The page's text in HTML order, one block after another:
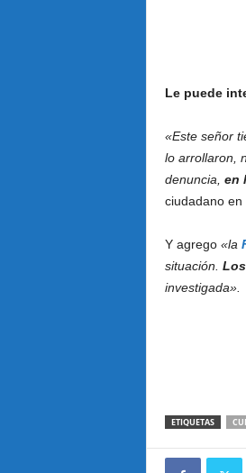
Le puede
«Este señor
lo arrollaron,
denuncia, en
ciudadano en
Y agrego «la
situación.
investigada».
ETIQUETAS